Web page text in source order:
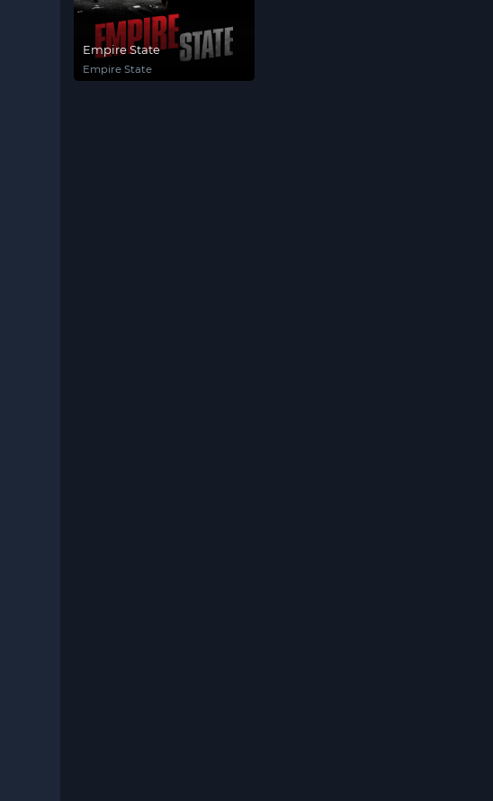
Empire State
Empire State